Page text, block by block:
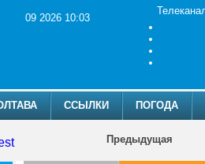
09 2026 10:03
ССЫЛКИ ПОГОДА
Предыдущая